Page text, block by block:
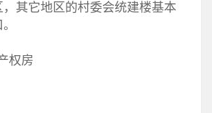
，其它地区的村委会统建楼基本